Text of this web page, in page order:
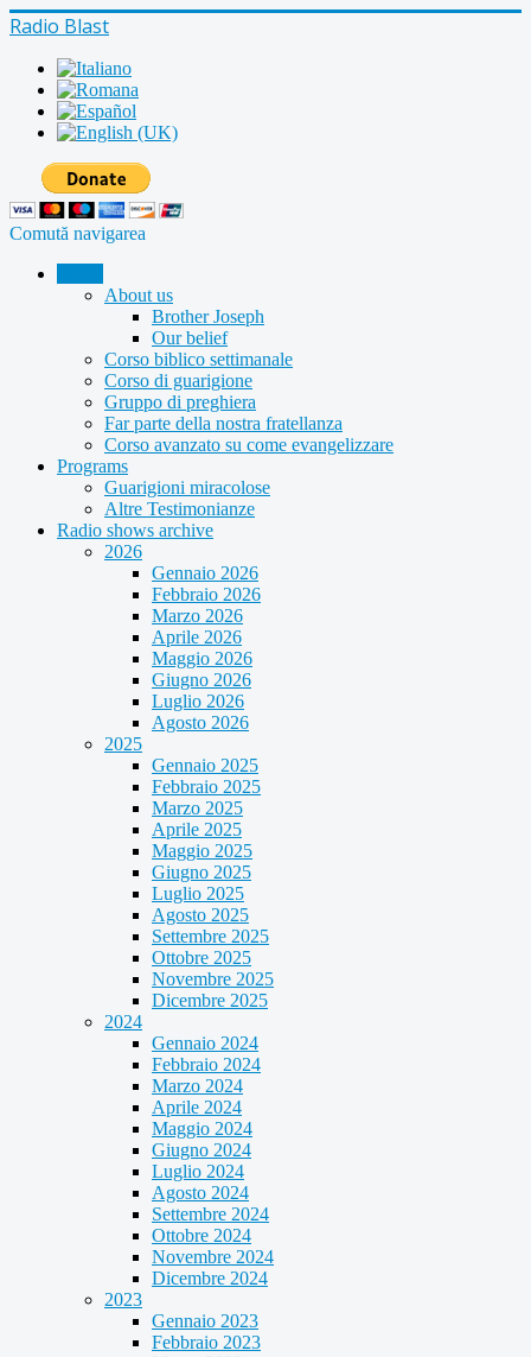
Radio Blast
Comută navigarea
About us
Brother Joseph
Our belief
Corso biblico settimanale
Corso di guarigione
Gruppo di preghiera
Far parte della nostra fratellanza
Corso avanzato su come evangelizzare
Programs
Guarigioni miracolose
Altre Testimonianze
Radio shows archive
2026
Gennaio 2026
Febbraio 2026
Marzo 2026
Aprile 2026
Maggio 2026
Giugno 2026
Luglio 2026
Agosto 2026
2025
Gennaio 2025
Febbraio 2025
Marzo 2025
Aprile 2025
Maggio 2025
Giugno 2025
Luglio 2025
Agosto 2025
Settembre 2025
Ottobre 2025
Novembre 2025
Dicembre 2025
2024
Gennaio 2024
Febbraio 2024
Marzo 2024
Aprile 2024
Maggio 2024
Giugno 2024
Luglio 2024
Agosto 2024
Settembre 2024
Ottobre 2024
Novembre 2024
Dicembre 2024
2023
Gennaio 2023
Febbraio 2023